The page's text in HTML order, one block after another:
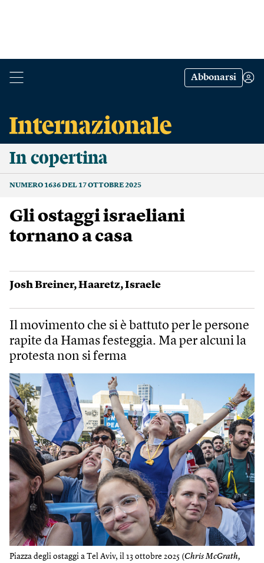
Abbonarsi
In copertina
NUMERO 1636 DEL 17 OTTOBRE 2025
Gli ostaggi israeliani
tornano a casa
Josh Breiner,Haaretz,Israele
Il movimento che si è battuto per le persone
rapite da Hamas festeggia. Ma per alcuni la
protesta non si ferma
Piazza degli ostaggi a Tel Aviv, il 13 ottobre 2025 (Chris McGrath,